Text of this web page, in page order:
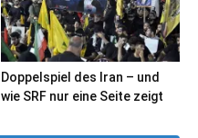
Doppelspiel des Iran – und
wie SRF nur eine Seite zeigt